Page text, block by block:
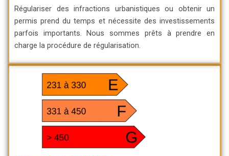
Régulariser des infractions urbanistiques ou obtenir un
permis prend du temps et nécessite des investissements
parfois importants. Nous sommes prêts à prendre en
charge la procédure de régularisation.